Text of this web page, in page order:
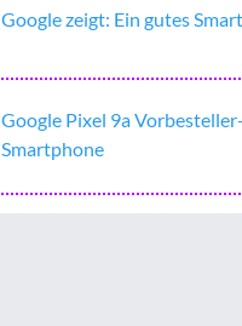
Google zeigt: Ein gutes
Google Pixel 9a
Smartphone